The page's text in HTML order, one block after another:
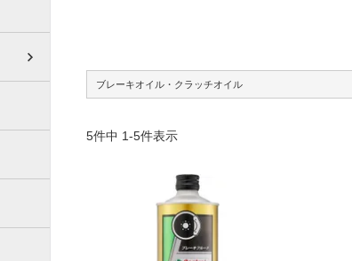
ブレーキオイル・クラッチオイル
5件中 1-5件表示